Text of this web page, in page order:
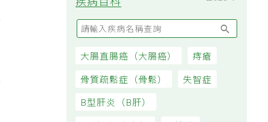
疾病百科